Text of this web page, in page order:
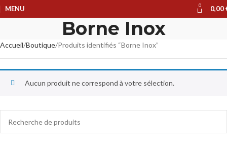
MENU 0 0,00
Borne Inox
Accueil Boutique Produits identifiés “Borne Inox”
Aucun produit ne correspond à votre sélection.